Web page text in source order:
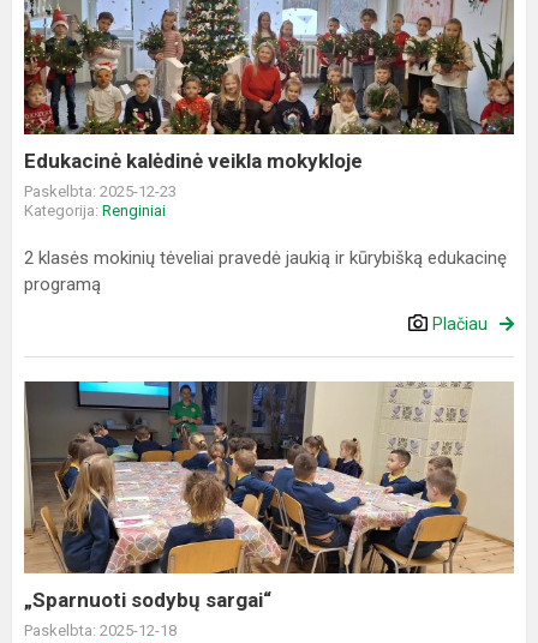
veikla
mokykloje
Edukacinė kalėdinė veikla mokykloje
Paskelbta: 2025-12-23
Kategorija: Renginiai
2 klasės mokinių tėveliai pravedė jaukią ir kūrybišką edukacinę
programą
Plačiau
„Sparnuoti
sodybų
sargai“
„Sparnuoti sodybų sargai“
Paskelbta: 2025-12-18